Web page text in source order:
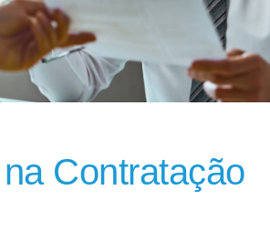
Contratação